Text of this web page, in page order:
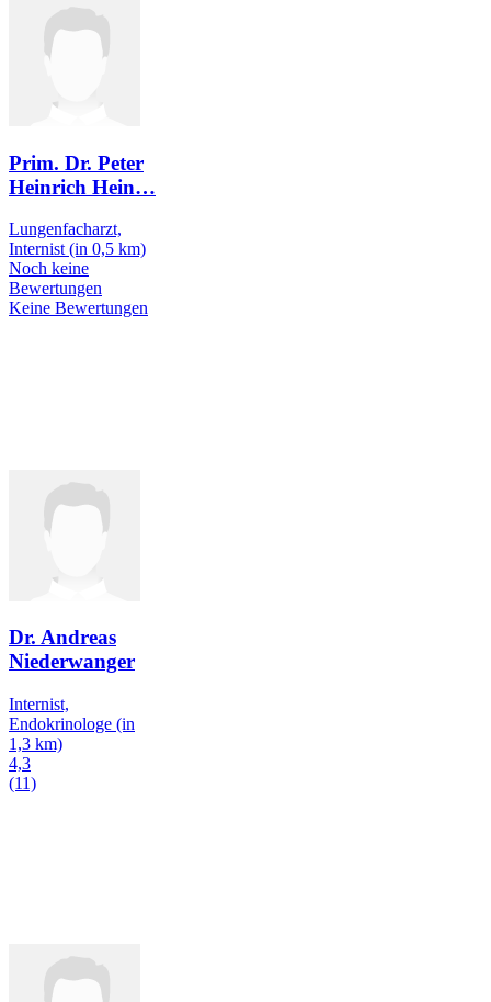
Prim. Dr. Peter
Heinrich Hein…
Lungenfacharzt,
Internist (in 0,5 km)
Noch keine
Bewertungen
Keine Bewertungen
Dr. Andreas
Niederwanger
Internist,
Endokrinologe (in
1,3 km)
4,3
(11)